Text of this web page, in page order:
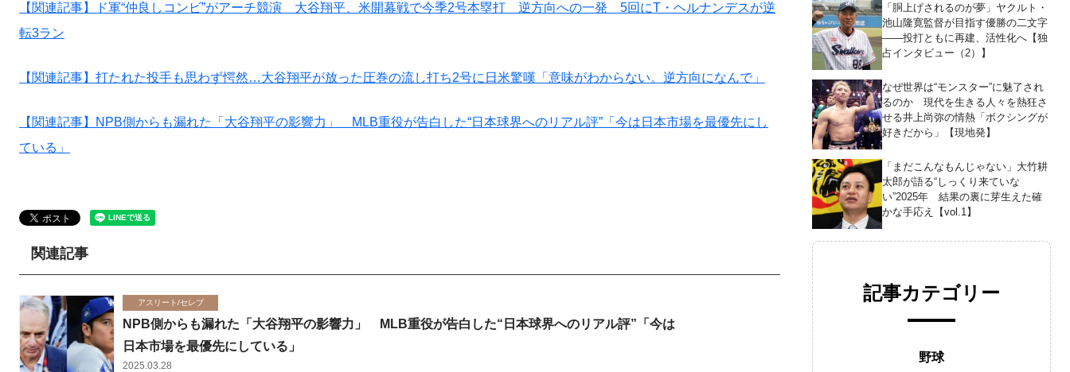
【関連記事】ド軍“仲良しコンビ”がアーチ競演 大谷翔平、米開幕戦で今季2号本塁打 逆方向への一発 5回にT・ヘルナンデスが逆
転3ラン
【関連記事】打たれた投手も思わず愕然…大谷翔平が放った圧巻の流し打ち2号に日米驚嘆「意味がわからない。逆方向になんで」
【関連記事】NPB側からも漏れた「大谷翔平の影響力」 MLB重役が告白した“日本球界へのリアル評”「今は日本市場を最優先にし
ている」
関連記事
アスリート/セレブ
NPB側からも漏れた「大谷翔平の影響力」 MLB重役が告白した“日本球界へのリアル評”「今は
日本市場を最優先にしている」
2025.03.28
「胴上げされるのが夢」ヤクルト・
池山隆寛監督が目指す優勝の二文字
――投打ともに再建、活性化へ【独
占インタビュー（2）】
なぜ世界は“モンスター”に魅了され
るのか 現代を生きる人々を熱狂さ
せる井上尚弥の情熱「ボクシングが
好きだから」【現地発】
「まだこんなもんじゃない」大竹耕
太郎が語る“しっくり来ていな
い”2025年 結果の裏に芽生えた確
かな手応え【vol.1】
記事カテゴリー
野球